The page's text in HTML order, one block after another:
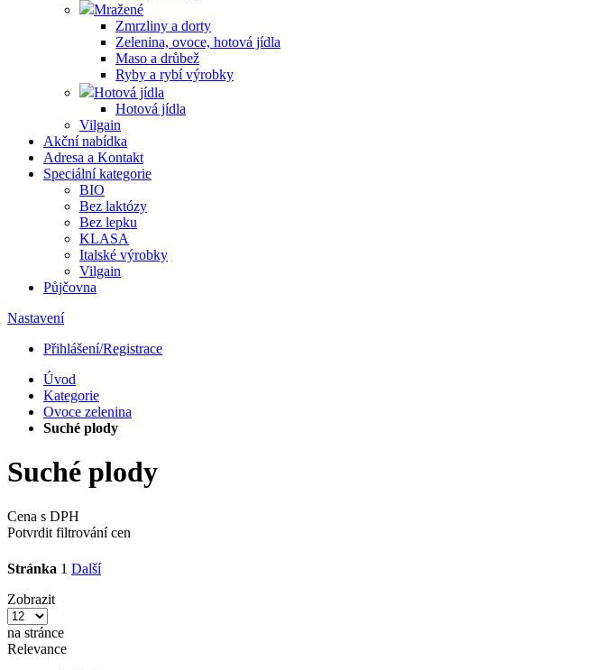
Mražené
Zmrzliny a dorty
Zelenina, ovoce, hotová jídla
Maso a drůbež
Ryby a rybí výrobky
Hotová jídla
Hotová jídla
Vilgain
Akční nabídka
Adresa a Kontakt
Speciální kategorie
BIO
Bez laktózy
Bez lepku
KLASA
Italské výrobky
Vilgain
Půjčovna
Nastavení
Přihlášení/Registrace
Úvod
Kategorie
Ovoce zelenina
Suché plody
Suché plody
Cena s DPH
Potvrdit filtrování cen
Stránka 1 Další
Zobrazit
na stránce
Relevance